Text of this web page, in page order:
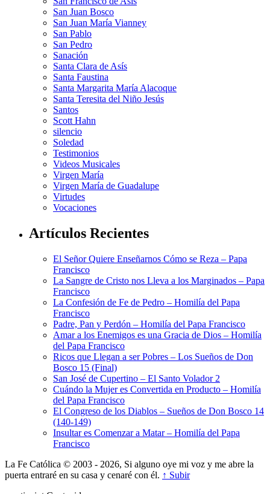
San Juan Bosco
San Juan María Vianney
San Pablo
San Pedro
Sanación
Santa Clara de Asís
Santa Faustina
Santa Margarita María Alacoque
Santa Teresita del Niño Jesús
Santos
Scott Hahn
silencio
Soledad
Testimonios
Videos Musicales
Virgen María
Virgen María de Guadalupe
Virtudes
Vocaciones
Artículos Recientes
El Señor Quiere Enseñarnos Cómo se Reza – Papa
Francisco
La Sangre de Cristo nos Lleva a los Marginados – Papa
Francisco
La Confesión de Fe de Pedro – Homilía del Papa
Francisco
Padre, Pan y Perdón – Homilía del Papa Francisco
Amar a los Enemigos es una Gracia de Dios – Homilía
del Papa Francisco
Ricos que Llegan a ser Pobres – Los Sueños de Don
Bosco 15 (Final)
San José de Cupertino – El Santo Volador 2
Cuándo la Mujer es Convertida en Producto – Homilía
del Papa Francisco
El Congreso de los Diablos – Sueños de Don Bosco 14
(140-149)
Insultar es Comenzar a Matar – Homilía del Papa
Francisco
La Fe Católica © 2003 - 2026, Si alguno oye mi voz y me abre la
puerta entraré en su casa y cenaré con él. ↑ Subir